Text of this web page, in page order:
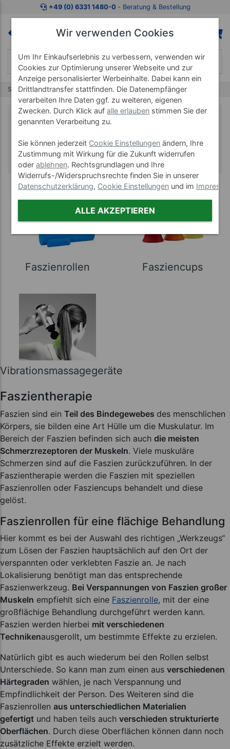
+49 (0) 6331 1480-0 ‐ Beratung & Bestellung
Start Fitnessgeräte Faszientherapie
Faszientherapie
Für mehr Beweglichkeit im Alltag und beim
Sport
Faszienrollen Fasziencups
Vibrationsmassagegeräte
Faszientherapie
Faszien sind ein Teil des Bindegewebes des menschlichen
Körpers, sie bilden eine Art Hülle um die Muskulatur. Im
Bereich der Faszien befinden sich auch die meisten
Schmerzrezeptoren der Muskeln. Viele muskuläre
Schmerzen sind auf die Faszien zurückzuführen. In der
Faszientherapie werden die Faszien mit speziellen
Faszienrollen oder Fasziencups behandelt und diese
gelöst.
Faszienrollen für eine flächige Behandlung
Hier kommt es bei der Auswahl des richtigen „Werkzeugs“
zum Lösen der Faszien hauptsächlich auf den Ort der
verspannten oder verklebten Faszie an. Je nach
Lokalisierung benötigt man das entsprechende
Faszienwerkzeug. Bei Verspannungen von Faszien großer
Muskeln empfiehlt sich eine Faszienrolle, mit der eine
großflächige Behandlung durchgeführt werden kann.
Faszien werden hierbei mit verschiedenen
Technikenausgerollt, um bestimmte Effekte zu erzielen.
Natürlich gibt es auch wiederum bei den Rollen selbst
Unterschiede. So kann man zum einen aus verschiedenen
Härtegraden wählen, je nach Verspannung und
Empfindlichkeit der Person. Des Weiteren sind die
Faszienrollen aus unterschiedlichen Materialien
gefertigt und haben teils auch verschieden strukturierte
Oberflächen. Durch diese Oberflächen können dann noch
zusätzliche Effekte erzielt werden.
Wir verwenden Cookies
Um Ihr Einkaufserlebnis zu verbessern, verwenden wir
Cookies zur Optimierung unserer Webseite und zur
Anzeige personalisierter Werbeinhalte. Dabei kann ein
Drittlandtransfer stattfinden. Die Datenempfänger
verarbeiten Ihre Daten ggf. zu weiteren, eigenen
Zwecken. Durch Klick aufalle erlauben stimmen Sie der
genannten Verarbeitung zu.
Sie können jederzeit Cookie Einstellungen ändern, Ihre
Zustimmung mit Wirkung für die Zukunft widerrufen
oderablehnen. Rechtsgrundlagen und Ihre
Widerrufs-/Widerspruchsrechte finden Sie in unserer
Datenschutzerklärung, Cookie Einstellungen und im
ALLE AKZEPTIEREN